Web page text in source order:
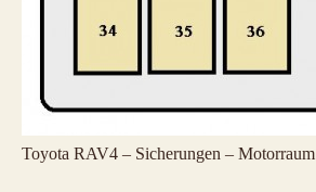
Toyota RAV4 – Sicherungen – Motorraum